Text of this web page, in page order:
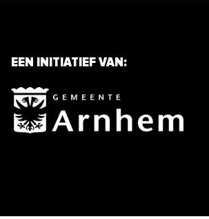
EEN INITIATIEF VAN: